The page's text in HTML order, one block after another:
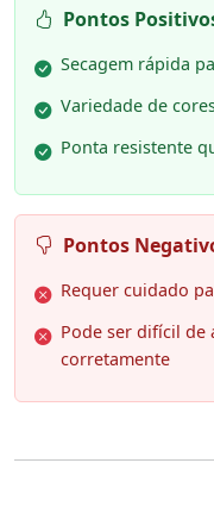
Pontos
Secagem rápida
Variedade de
Ponta resistente
Pontos
Requer cuidado
Pode ser difícil de
corretamente